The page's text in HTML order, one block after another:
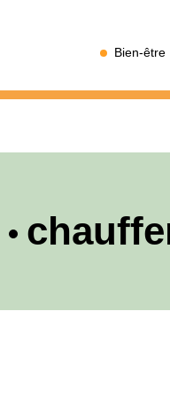
Bien-être